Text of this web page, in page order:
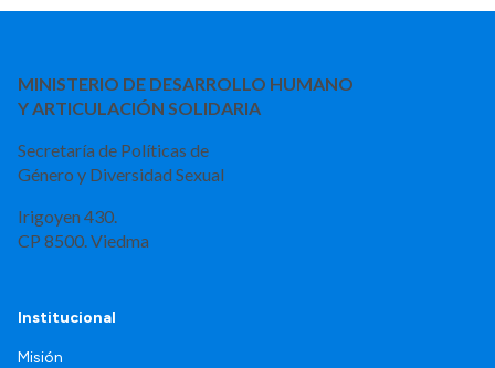
MINISTERIO DE DESARROLLO HUMANO
Y ARTICULACIÓN SOLIDARIA
Secretaría de Políticas de
Género y Diversidad Sexual
Irigoyen 430.
CP 8500. Viedma
Institucional
Misión